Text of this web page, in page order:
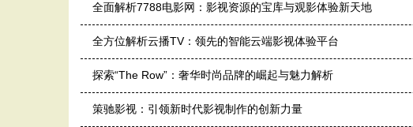
全面解析7788电影网：影视资源的宝库与观影体验新天地
全方位解析云播TV：领先的智能云端影视体验平台
探索“The Row”：奢华时尚品牌的崛起与魅力解析
策驰影视：引领新时代影视制作的创新力量